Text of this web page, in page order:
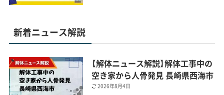
新着ニュース解説
【解体ニュース解説】解体工事中の
空き家から人骨発見 長崎県西海市
2026年8月4日